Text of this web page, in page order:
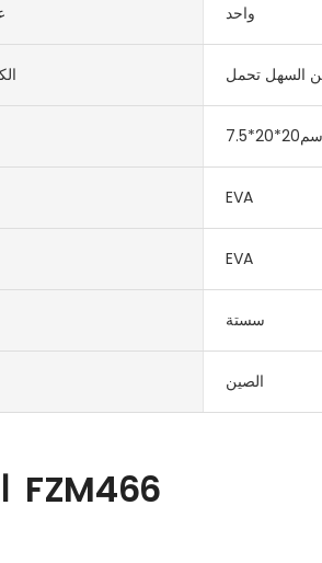
واحد
السهل تحمل
سم20*20*7.5
EVA
EVA
سستة
الصين
FZM466